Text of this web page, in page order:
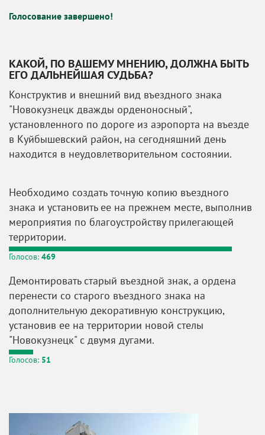
Голосование завершено!
КАКОЙ, ПО ВАШЕМУ МНЕНИЮ, ДОЛЖНА БЫТЬ
ЕГО ДАЛЬНЕЙШАЯ СУДЬБА?
Конструктив и внешний вид въездного знака
"Новокузнецк дважды орденоносный",
установленного по дороге из аэропорта на въезде
в Куйбышевский район, на сегодняшний день
находится в неудовлетворительном состоянии.
Необходимо создать точную копию въездного
знака и установить ее на прежнем месте, выполнив
мероприятия по благоустройству прилегающей
территории.
Голосов: 469
Демонтировать старый въездной знак, а ордена
перенести со старого въездного знака на
дополнительную декоративную конструкцию,
установив ее на территории новой стелы
"Новокузнецк" с двумя дугами.
Голосов: 51